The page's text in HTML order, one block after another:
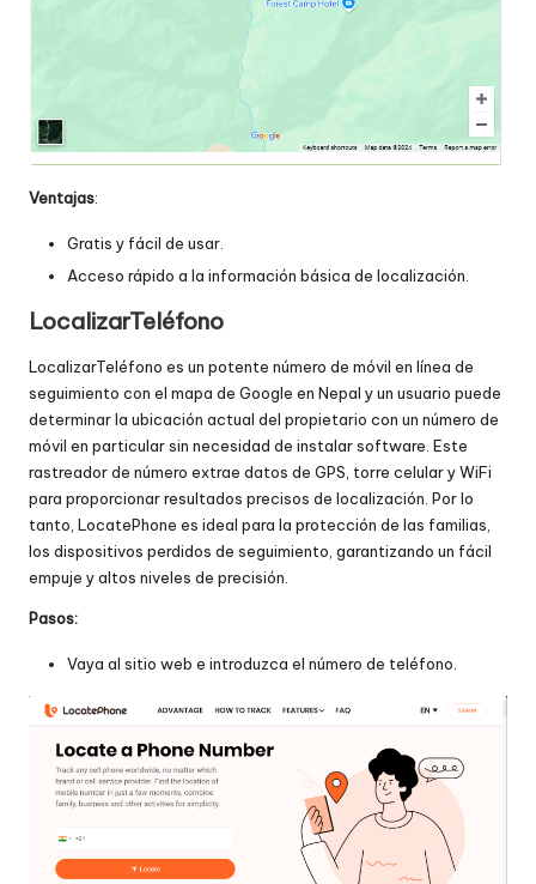
Ventajas:
Gratis y fácil de usar.
Acceso rápido a la información básica de localización.
LocalizarTeléfono
LocalizarTeléfono es un potente número de móvil en línea de
seguimiento con el mapa de Google en Nepal y un usuario puede
determinar la ubicación actual del propietario con un número de
móvil en particular sin necesidad de instalar software. Este
rastreador de número extrae datos de GPS, torre celular y WiFi
para proporcionar resultados precisos de localización. Por lo
tanto, LocatePhone es ideal para la protección de las familias,
los dispositivos perdidos de seguimiento, garantizando un fácil
empuje y altos niveles de precisión.
Pasos:
Vaya al sitio web e introduzca el número de teléfono.